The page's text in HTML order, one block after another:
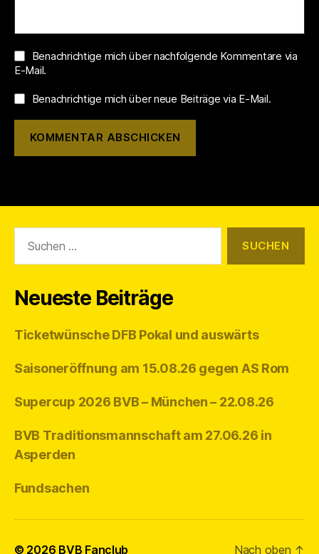
Benachrichtige mich über nachfolgende Kommentare via
E-Mail.
Benachrichtige mich über neue Beiträge via E-Mail.
nach:
Neueste Beiträge
Ticketwünsche DFB Pokal und auswärts
Saisoneröffnung am 15.08.26 gegen AS Rom
Supercup 2026 BVB – München – 22.08.26
BVB Traditionsmannschaft am 27.06.26 in
Asperden
Fundsachen
© 2026 BVB Fanclub Nach oben ↑